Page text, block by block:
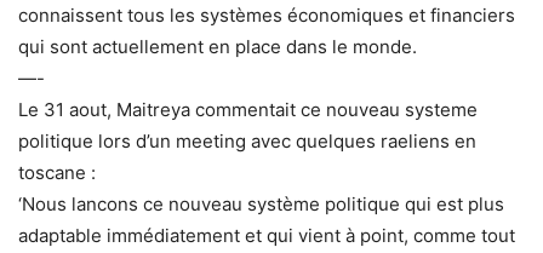
connaissent tous les systèmes économiques et financiers
qui sont actuellement en place dans le monde.
—-
Le 31 aout, Maitreya commentait ce nouveau systeme
politique lors d’un meeting avec quelques raeliens en
toscane :
‘Nous lancons ce nouveau système politique qui est plus
adaptable immédiatement et qui vient à point, comme tout